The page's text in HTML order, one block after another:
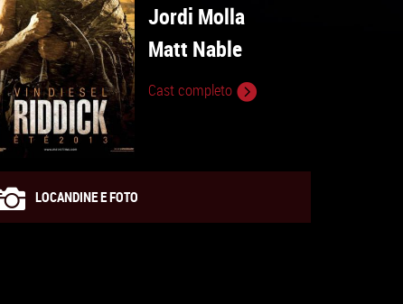
Jordi Molla
Matt Nable
Cast completo
LOCANDINE E FOTO